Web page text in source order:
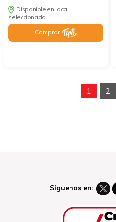
Disponible en local
seleccionado
Comprar
1 2
Síguenos en: